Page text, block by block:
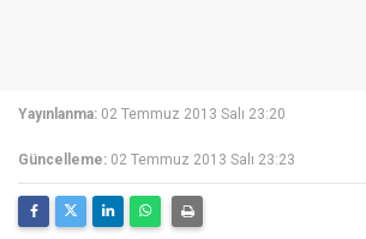
Yayınlanma: 02 Temmuz 2013 Salı 23:20
Güncelleme: 02 Temmuz 2013 Salı 23:23